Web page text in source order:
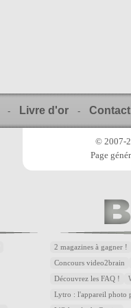
- Livre d'or - Contact
© 2007-
Page
2 magazines à gagner !
Concours video2brain
Découvrez les FAQ !
Lytro : l'appareil photo